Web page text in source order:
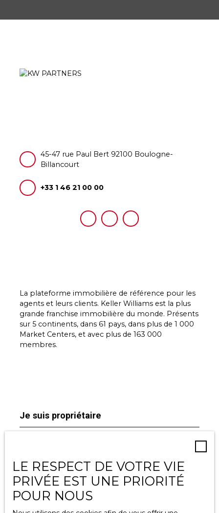
45-47 rue Paul Bert 92100 Boulogne-
Billancourt
+33 1 46 21 00 00
La plateforme immobilière de référence pour les
agents et leurs clients. Keller Williams est la plus
grande franchise immobilière du monde. Présents
sur 5 continents, dans 61 pays, dans plus de 1 000
Market Centers, et avec plus de 163 000
membres.
Je suis propriétaire
Vendre avec nous
Gestion locative
Nous contacter
LE RESPECT DE VOTRE VIE
PRIVÉE EST UNE PRIORITÉ
POUR NOUS